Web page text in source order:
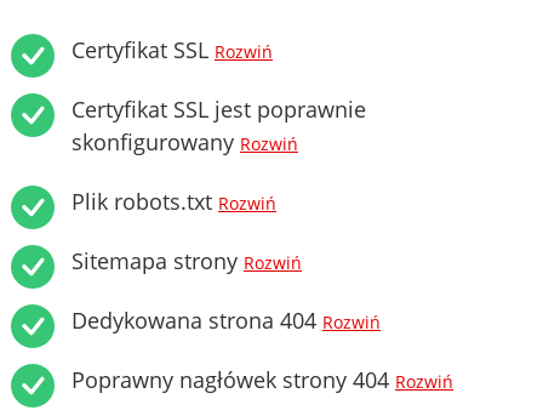
Certyfikat SSL Rozwiń
Certyfikat SSL jest poprawnie
skonfigurowany Rozwiń
Plik robots.txt Rozwiń
Sitemapa strony Rozwiń
Dedykowana strona 404 Rozwiń
Poprawny nagłówek strony 404 Rozwiń